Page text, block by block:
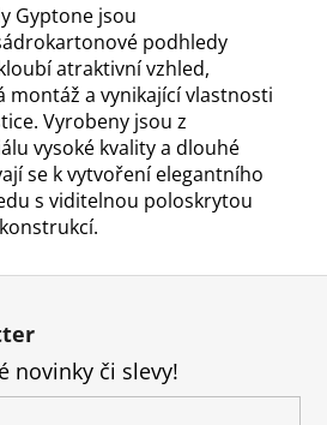
Gyptone jsou
podhledy
atraktivní vzhled,
montáž a vynikající vlastnosti
Vyrobeny jsou z
vysoké kvality a dlouhé
se k vytvoření elegantního
s viditelnou poloskrytou
novinky či slevy!